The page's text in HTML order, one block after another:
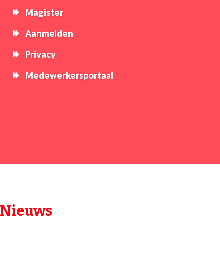
Magister
Aanmelden
Privacy
Medewerkersportaal
Nieuws​